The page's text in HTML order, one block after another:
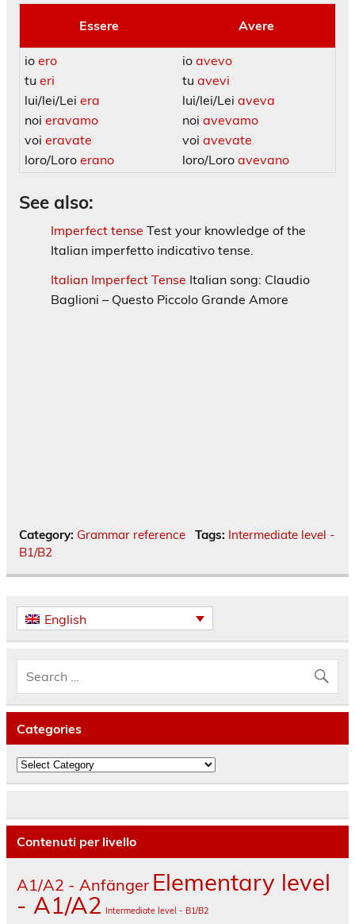
Essere Avere
ioero
tueri
lui/lei/Leiera
noieravamo
voieravate
loro/Loroerano
ioavevo
tuavevi
lui/lei/Leiaveva
noiavevamo
voiavevate
loro/Loroavevano
See also:
Imperfect tense Test your knowledge of the
Italian imperfetto indicativo tense.
Italian Imperfect Tense Italian song: Claudio
Baglioni – Questo Piccolo Grande Amore
Category: Grammar reference Tags: Intermediate level -
B1/B2
English
Categories
Categories
Contenuti per livello
A1/A2 - Anfänger Elementary level
- A1/A2 Intermediate level - B1/B2